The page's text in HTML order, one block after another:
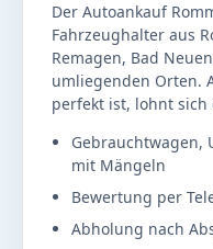
Der Autoankauf
Fahrzeughalter aus
Remagen, Bad
umliegenden Orten.
perfekt ist, lohnt sich
Gebrauchtwagen,
mit Mängeln
Bewertung per
Abholung nach